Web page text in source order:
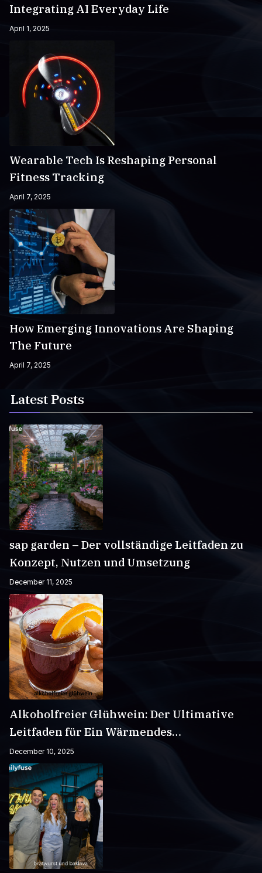
Integrating AI Everyday Life
April 1, 2025
Wearable Tech Is Reshaping Personal
Fitness Tracking
April 7, 2025
How Emerging Innovations Are Shaping
The Future
April 7, 2025
Latest Posts
sap garden – Der vollständige Leitfaden zu
Konzept, Nutzen und Umsetzung
December 11, 2025
Alkoholfreier Glühwein: Der Ultimative
Leitfaden für Ein Wärmendes
Wintergetränk
December 10, 2025